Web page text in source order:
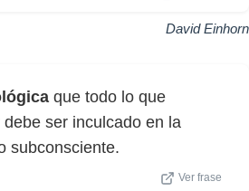
David Einhorn
que todo lo que
ser inculcado en la
subconsciente.
Ver frase